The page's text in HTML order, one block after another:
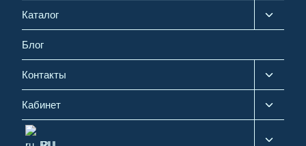
Каталог
Блог
Контакты
Кабинет